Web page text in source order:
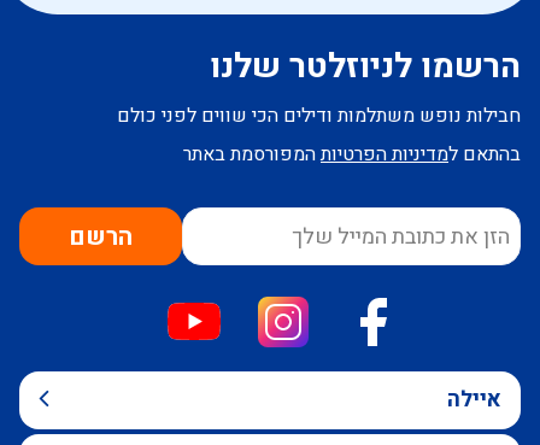
הרשמו לניוזלטר שלנו
חבילות נופש משתלמות ודילים הכי שווים לפני כולם
בהתאם למדיניות הפרטיותהמפורסמת באתר
הרשם
איילה